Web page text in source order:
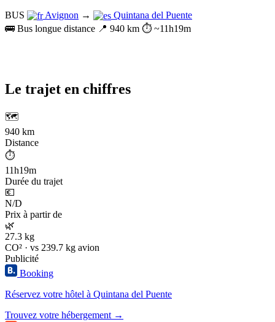
BUS
Avignon →
Quintana del Puente
🚌 Bus longue distance 📍 940 km ⏱️ ~11h19m
Le trajet en chiffres
🗺️
940 km
Distance
⏱️
11h19m
Durée du trajet
💶
N/D
Prix à partir de
🌿
27.3 kg
CO² · vs 239.7 kg avion
Publicité
Booking
Réservez votre hôtel à Quintana del Puente
Trouvez votre hébergement →